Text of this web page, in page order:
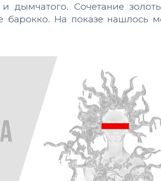
и дымчатого. Сочетание
барокко. На показе нашлось